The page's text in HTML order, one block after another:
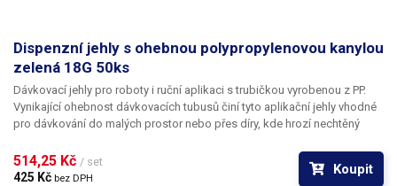
Dispenzní jehly s ohebnou polypropylenovou kanylou
zelená 18G 50ks
Dávkovací jehly pro roboty i ruční aplikaci s trubičkou vyrobenou z PP.
Vynikající ohebnost dávkovacích tubusů činí tyto aplikační jehly vhodné
pro dávkování do malých prostor nebo přes díry, kde hrozí nechtěný
popřípadě hrozí poškození obrobku nechtěným kontaktem s hrotem
jehly.
514,25 Kč / set
425 Kč bez DPH
Koupit